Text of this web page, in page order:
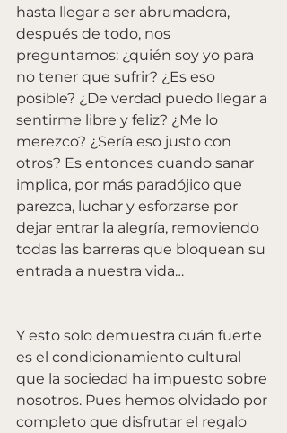
hasta llegar a ser abrumadora,
después de todo, nos
preguntamos: ¿quién soy yo para
no tener que sufrir? ¿Es eso
posible? ¿De verdad puedo llegar a
sentirme libre y feliz? ¿Me lo
merezco? ¿Sería eso justo con
otros? Es entonces cuando sanar
implica, por más paradójico que
parezca, luchar y esforzarse por
dejar entrar la alegría, removiendo
todas las barreras que bloquean su
entrada a nuestra vida…
Y esto solo demuestra cuán fuerte
es el condicionamiento cultural
que la sociedad ha impuesto sobre
nosotros. Pues hemos olvidado por
completo que disfrutar el regalo